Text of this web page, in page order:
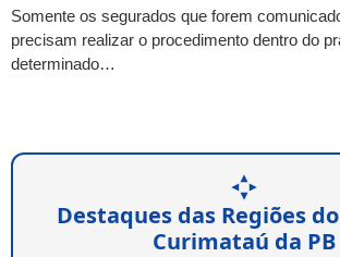
Somente os segurados que forem
precisam realizar o procedimento dentro do
determinado…
Destaques das Regiões
Curimataú da PB